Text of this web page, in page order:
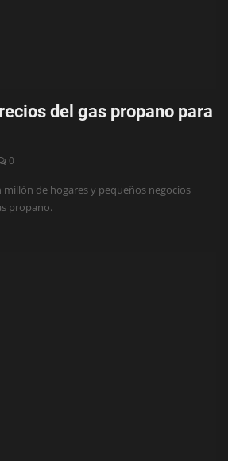
del gas propano para
0
millón de hogares y pequeños negocios
propano.